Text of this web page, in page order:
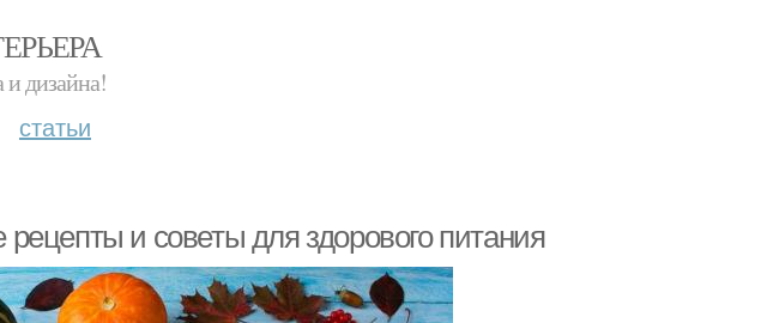
и дизайна!
статьи
и советы для здорового питания